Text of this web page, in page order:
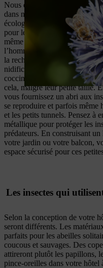
Nous devrions tous favoriser
dans nos jardins afin de
écologique. Vous constaterez
pour les coccinelles, par
même occasion des pucerons
l’homme sur les milieux
la recherche de nourriture
nidification des insectes,
coccinelles, sont également
cela, malgré leur petite taille.
vous fournissez un abri aux
se reproduire et parfois même
et les petits tunnels. Pensez à
métallique pour protéger les
prédateurs. En construisant
votre jardin ou votre balcon,
espace sécurisé pour ces
Les insectes qui
Selon la conception de votre
seront différents. Les
parfaits pour les abeilles
coucous et sauvages. Des
attireront plutôt les papillons,
pince-oreilles dans votre hôtel